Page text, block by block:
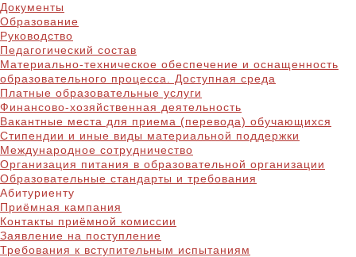
Документы
Образование
Руководство
Педагогический состав
Материально-техническое обеспечение и оснащенность
образовательного процесса. Доступная среда
Платные образовательные услуги
Финансово-хозяйственная деятельность
Вакантные места для приема (перевода) обучающихся
Стипендии и иные виды материальной поддержки
Международное сотрудничество
Организация питания в образовательной организации
Образовательные стандарты и требования
Абитуриенту
Приёмная кампания
Контакты приёмной комиссии
Заявление на поступление
Требования к вступительным испытаниям